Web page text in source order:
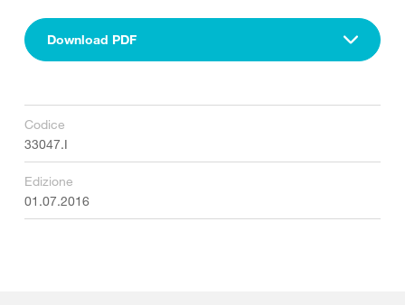
Download PDF
Codice
33047.I
Edizione
01.07.2016